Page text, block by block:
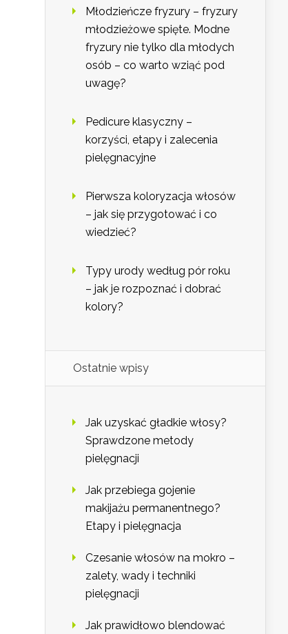
Młodzieńcze fryzury – fryzury
młodzieżowe spięte. Modne
fryzury nie tylko dla młodych
osób – co warto wziąć pod
uwagę?
Pedicure klasyczny –
korzyści, etapy i zalecenia
pielęgnacyjne
Pierwsza koloryzacja włosów
– jak się przygotować i co
wiedzieć?
Typy urody według pór roku
– jak je rozpoznać i dobrać
kolory?
Ostatnie wpisy
Jak uzyskać gładkie włosy?
Sprawdzone metody
pielęgnacji
Jak przebiega gojenie
makijażu permanentnego?
Etapy i pielęgnacja
Czesanie włosów na mokro –
zalety, wady i techniki
pielęgnacji
Jak prawidłowo blendować